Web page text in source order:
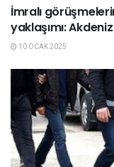
İmralı
yaklaşımı:
10 OCAK 2025